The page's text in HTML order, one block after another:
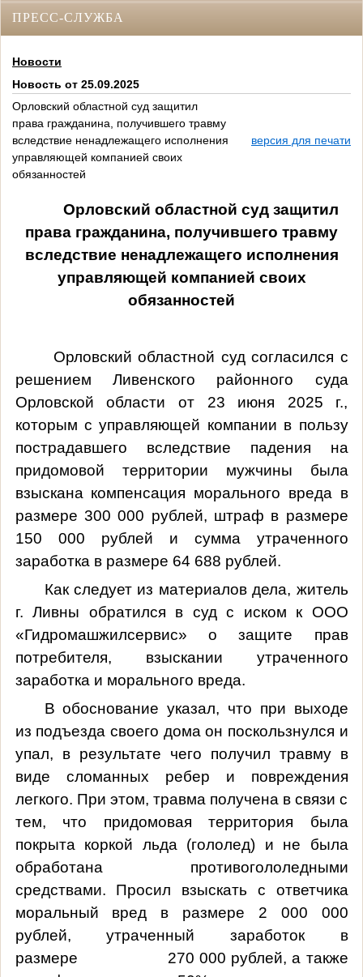
ПРЕСС-СЛУЖБА
Новости
Новость от 25.09.2025
Орловский областной суд защитил
права гражданина, получившего травму
вследствие ненадлежащего исполнения
управляющей компанией своих
обязанностей
версия для печати
Орловский областной суд защитил
права гражданина, получившего травму
вследствие ненадлежащего исполнения
управляющей компанией своих
обязанностей
Орловский областной суд согласился с
решением Ливенского районного суда
Орловской области от 23 июня 2025 г.,
которым с управляющей компании в пользу
пострадавшего вследствие падения на
придомовой территории мужчины была
взыскана компенсация морального вреда в
размере 300 000 рублей, штраф в размере
150 000 рублей и сумма утраченного
заработка в размере 64 688 рублей.
Как следует из материалов дела, житель
г. Ливны
обратился в суд с иском к ООО
«Гидромашжилсервис» о защите прав
потребителя, взыскании утраченного
заработка и морального вреда.
В обоснование указал, что при выходе
из подъезда своего дома он поскользнулся и
упал, в результате чего получил травму в
виде сломанных ребер и повреждения
легкого. При этом, травма получена в связи с
тем, что придомовая территория была
покрыта коркой льда (гололед) и не была
обработана противогололедными
средствами. Просил взыскать с ответчика
моральный вред в размере 2 000 000
рублей, утраченный заработок в
размере 270 000 рублей, а также